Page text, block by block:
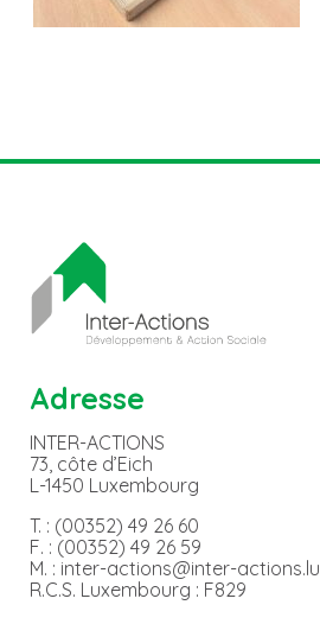
Adresse
INTER-ACTIONS
73, côte d’Eich
L-1450 Luxembourg
T. : (00352) 49 26 60
F. : (00352) 49 26 59
M. : inter-actions@inter-actions.lu
R.C.S. Luxembourg : F829